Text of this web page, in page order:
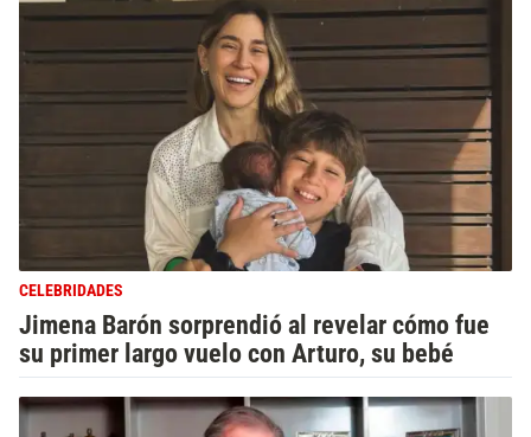
CELEBRIDADES
Jimena Barón sorprendió al revelar cómo fue
su primer largo vuelo con Arturo, su bebé